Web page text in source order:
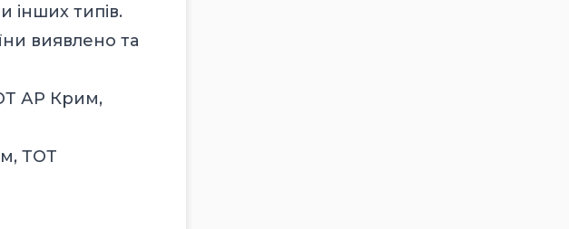
інших типів.
виявлено та
АР Крим,
ТОТ